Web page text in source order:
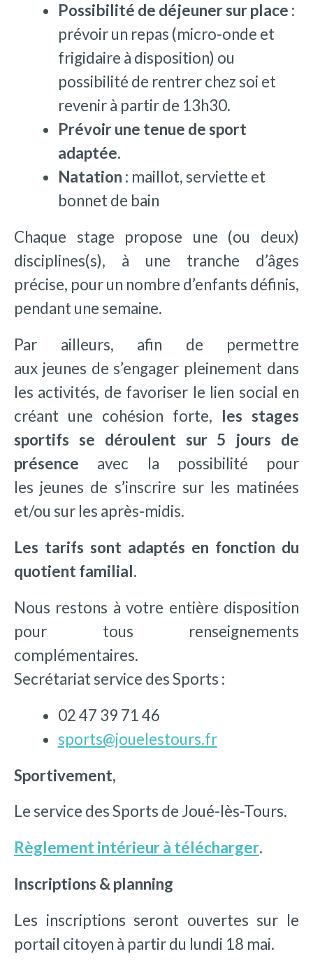
Possibilité de déjeuner sur place :
prévoir un repas (micro-onde et
frigidaire à disposition) ou
possibilité de rentrer chez soi et
revenir à partir de 13h30.
Prévoir une tenue de sport
adaptée.
Natation : maillot, serviette et
bonnet de bain
Chaque stage propose une (ou deux)
disciplines(s), à une tranche d’âges
précise, pour un nombre d’enfants définis,
pendant une semaine.
Par ailleurs, afin de permettre
aux jeunes de s’engager pleinement dans
les activités, de favoriser le lien social en
créant une cohésion forte, les stages
sportifs se déroulent sur 5 jours de
présence avec la possibilité pour
les jeunes de s’inscrire sur les matinées
et/ou sur les après-midis.
Les tarifs sont adaptés en fonction du
quotient familial.
Nous restons à votre entière disposition
pour tous renseignements
complémentaires.
Secrétariat service des Sports :
02 47 39 71 46
sports@jouelestours.fr
Sportivement,
Le service des Sports de Joué-lès-Tours.
Règlement intérieur à télécharger.
Inscriptions & planning
Les inscriptions seront ouvertes sur le
portail citoyen à partir du lundi 18 mai.